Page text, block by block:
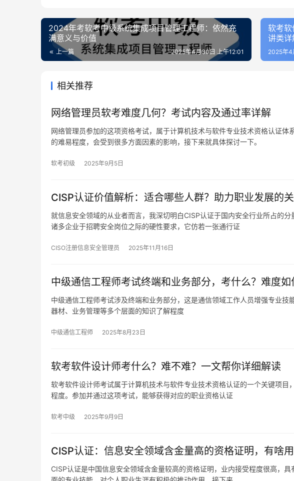
2024年考软考中级系统集成项目管理工程师：依然充
满意义与价值
上一篇 2025年4月30日 上午12:01
软考
讲类详
2025年4
相关推荐
网络管理员软考难度几何？考试内容及通过率详解
网络管理员参加的这项资格考试，属于计算机技术与软件专业技术资格认证
的难易程度，会受到很多方面因素的影响，接下来就具体探讨一下。
软考初级 2025年9月5日
CISP认证价值解析：适合哪些人群？助力职业发展的
就信息安全领域的从业者而言，我深切明白CISP认证于国内安全行业所占的
诸多企业于招聘安全岗位之际的硬性要求，它仿若一张通行证
CISO注册信息安全管理员 2025年11月16日
中级通信工程师考试终端和业务部分，考什么？难度如
中级通信工程师考试涉及终端和业务部分，这是通信领域工作人员增强专业
器材、业务管理等多个层面的知识了解程度
中级通信工程师 2025年8月23日
软考软件设计师考什么？难不难？一文帮你详细解读
软考软件设计师考试属于计算机技术与软件专业技术资格认证的一个关键项
程度。参加并通过这项考试，能够获得对应的职业资格认证
软考中级 2025年9月9日
CISP认证：信息安全领域含金量高的资格证明，有啥用
CISP认证是中国信息安全领域含金量较高的资格证明，业内接受程度很高，